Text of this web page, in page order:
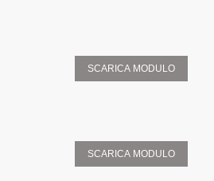
SCARICA MODULO
SCARICA MODULO